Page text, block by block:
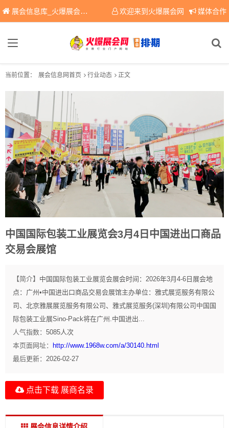
展会信息库_火爆展会网免费展会信息查询平台，提供专业会展服务！ 欢迎来到火爆展会网 媒体合作
当前位置： 展会信息网首页 行业动态 正文
中国国际包装工业展览会3月4日中国进出口商品
交易会展馆
【简介】 中国国际包装工业展览会展会时间：2026年3月4-6日展会地
点：广州•中国进出口商品交易会展馆主办单位：雅式展览服务有限公
司、北京雅展展览服务有限公司、雅式展览服务(深圳)有限公司中国国
际包装工业展Sino-Pack将在广州.中国进出...
人气指数： 5085人次
本页面网址：
http://www.1968w.com/a/30140.html
最后更新： 2026-02-27
点击下载 展商名录